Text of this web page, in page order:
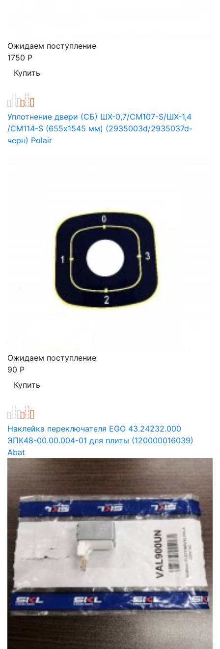
Ожидаем поступление
1750 Р
Уплотнение двери (СБ) ШХ-0,7/CM107-S/ШХ-1,4
/CM114-S (655х1545 мм) (2935003d/2935037d-
черн) Polair
Ожидаем поступление
90 Р
Наклейка переключателя EGO 43.24232.000
ЭПК48-00.00.004-01 для плиты (120000016039)
Abat